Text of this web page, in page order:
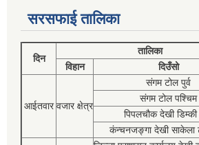
सरसफाई तालिका
दिन
तालिका
विहान
दिउँसो
आईतवार वजार क्षेत्र
संगम टोल पुर्व
संगम टोल पश्चिम
पिपलचौक देखी
कंन्चनजङ्गा देखी साकेला